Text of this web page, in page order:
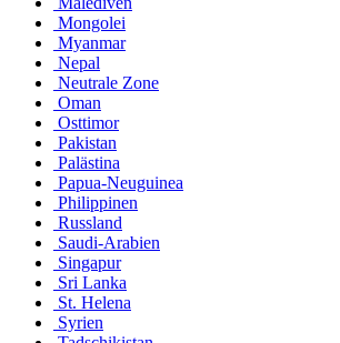
Mongolei
Myanmar
Nepal
Neutrale Zone
Oman
Osttimor
Pakistan
Palästina
Papua-Neuguinea
Philippinen
Russland
Saudi-Arabien
Singapur
Sri Lanka
St. Helena
Syrien